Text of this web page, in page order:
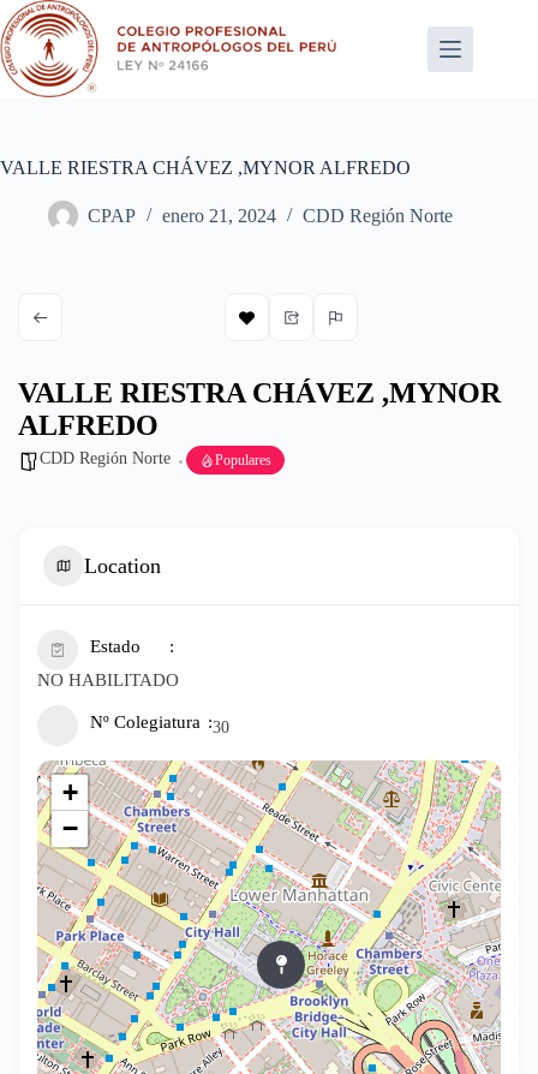
Saltar
al
contenido
VALLE RIESTRA CHÁVEZ ,MYNOR ALFREDO
CPAP enero 21, 2024 CDD Región Norte
VALLE RIESTRA CHÁVEZ ,MYNOR
ALFREDO
CDD Región Norte Populares
Location
Estado
NO HABILITADO
Nº Colegiatura 30
+
−